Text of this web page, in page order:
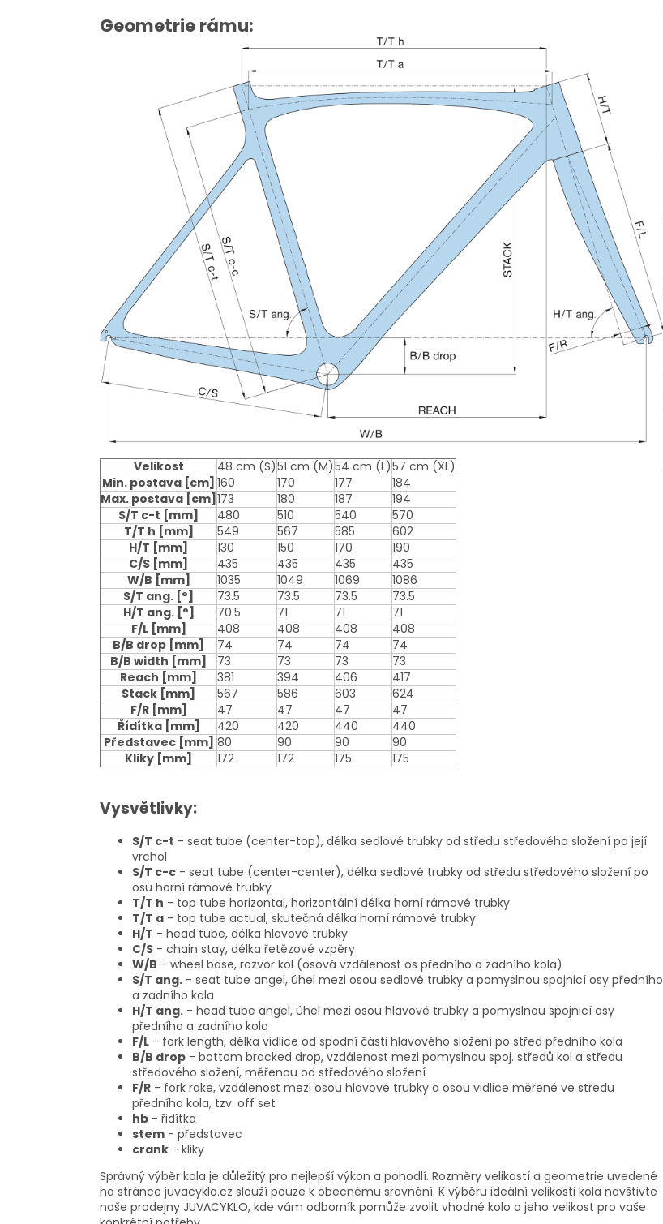
Geometrie rámu:
Velikost 48 cm (S)51 cm (M)54 cm (L)57 cm (XL)
Min. postava [cm] 160 170 177
184
Max. postava [cm] 173 180 187
194
S/T c-t [mm] 480 510 540
570
T/T h [mm] 549 567 585
602
H/T [mm] 130 150 170
190
C/S [mm] 435 435 435
435
W/B [mm] 1035 1049 1069
1086
S/T ang. [°] 73.5 73.5 73.5
73.5
H/T ang. [°] 70.5 71 71
71
F/L [mm] 408 408 408
408
B/B drop [mm] 74 74 74
74
B/B width [mm] 73 73 73
73
Reach [mm] 381 394 406
417
Stack [mm] 567 586 603
624
F/R [mm] 47 47 47
47
Řídítka [mm] 420 420 440
440
Představec [mm] 80 90 90
90
Kliky [mm] 172 172 175 175
Vysvětlivky:
S/T c-t - seat tube (center-top), délka sedlové trubky od středu středového složení po její
vrchol
S/T c-c - seat tube (center-center), délka sedlové trubky od středu středového složení po
osu horní rámové trubky
T/T h - top tube horizontal, horizontální délka horní rámové trubky
T/T a - top tube actual, skutečná délka horní rámové trubky
H/T - head tube, délka hlavové trubky
C/S - chain stay, délka řetězové vzpěry
W/B - wheel base, rozvor kol (osová vzdálenost os předního a zadního kola)
S/T ang. - seat tube angel, úhel mezi osou sedlové trubky a pomyslnou spojnicí osy předního
a zadního kola
H/T ang. - head tube angel, úhel mezi osou hlavové trubky a pomyslnou spojnicí osy
předního a zadního kola
F/L - fork length, délka vidlice od spodní části hlavového složení po střed předního kola
B/B drop - bottom bracked drop, vzdálenost mezi pomyslnou spoj. středů kol a středu
středového složení, měřenou od středového složení
F/R - fork rake, vzdálenost mezi osou hlavové trubky a osou vidlice měřené ve středu
předního kola, tzv. off set
hb - řidítka
stem - představec
crank - kliky
Správný výběr kola je důležitý pro nejlepší výkon a pohodlí. Rozměry velikostí a geometrie uvedené
na stránce juvacyklo.cz slouží pouze k obecnému srovnání. K výběru ideální velikosti kola navštivte
naše prodejny JUVACYKLO, kde vám odborník pomůže zvolit vhodné kolo a jeho velikost pro vaše